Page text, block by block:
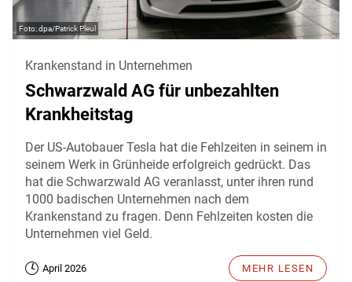
dpa/Patrick Pleul
Krankenstand in Unternehmen
Schwarzwald AG für unbezahlten
Krankheitstag
Der US-Autobauer Tesla hat die Fehlzeiten in seinem in
seinem Werk in Grünheide erfolgreich gedrückt. Das
hat die Schwarzwald AG veranlasst, unter ihren rund
1000 badischen Unternehmen nach dem
Krankenstand zu fragen. Denn Fehlzeiten kosten die
Unternehmen viel Geld.
April 2026 MEHR LESEN